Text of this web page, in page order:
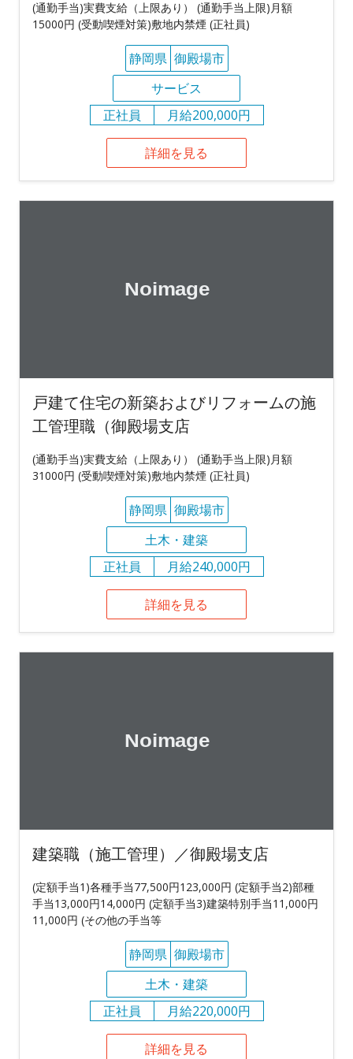
(通勤手当)実費支給（上限あり） (通勤手当上限)月額
15000円 (受動喫煙対策)敷地内禁煙 (正社員)
静岡県 御殿場市
サービス
正社員
月給200,000円
詳細を見る
戸建て住宅の新築およびリフォームの施
工管理職（御殿場支店
(通勤手当)実費支給（上限あり） (通勤手当上限)月額
31000円 (受動喫煙対策)敷地内禁煙 (正社員)
静岡県 御殿場市
土木・建築
正社員
月給240,000円
詳細を見る
建築職（施工管理）／御殿場支店
(定額手当1)各種手当77,500円123,000円 (定額手当2)部種
手当13,000円14,000円 (定額手当3)建築特別手当11,000円
11,000円 (その他の手当等
静岡県 御殿場市
土木・建築
正社員
月給220,000円
詳細を見る